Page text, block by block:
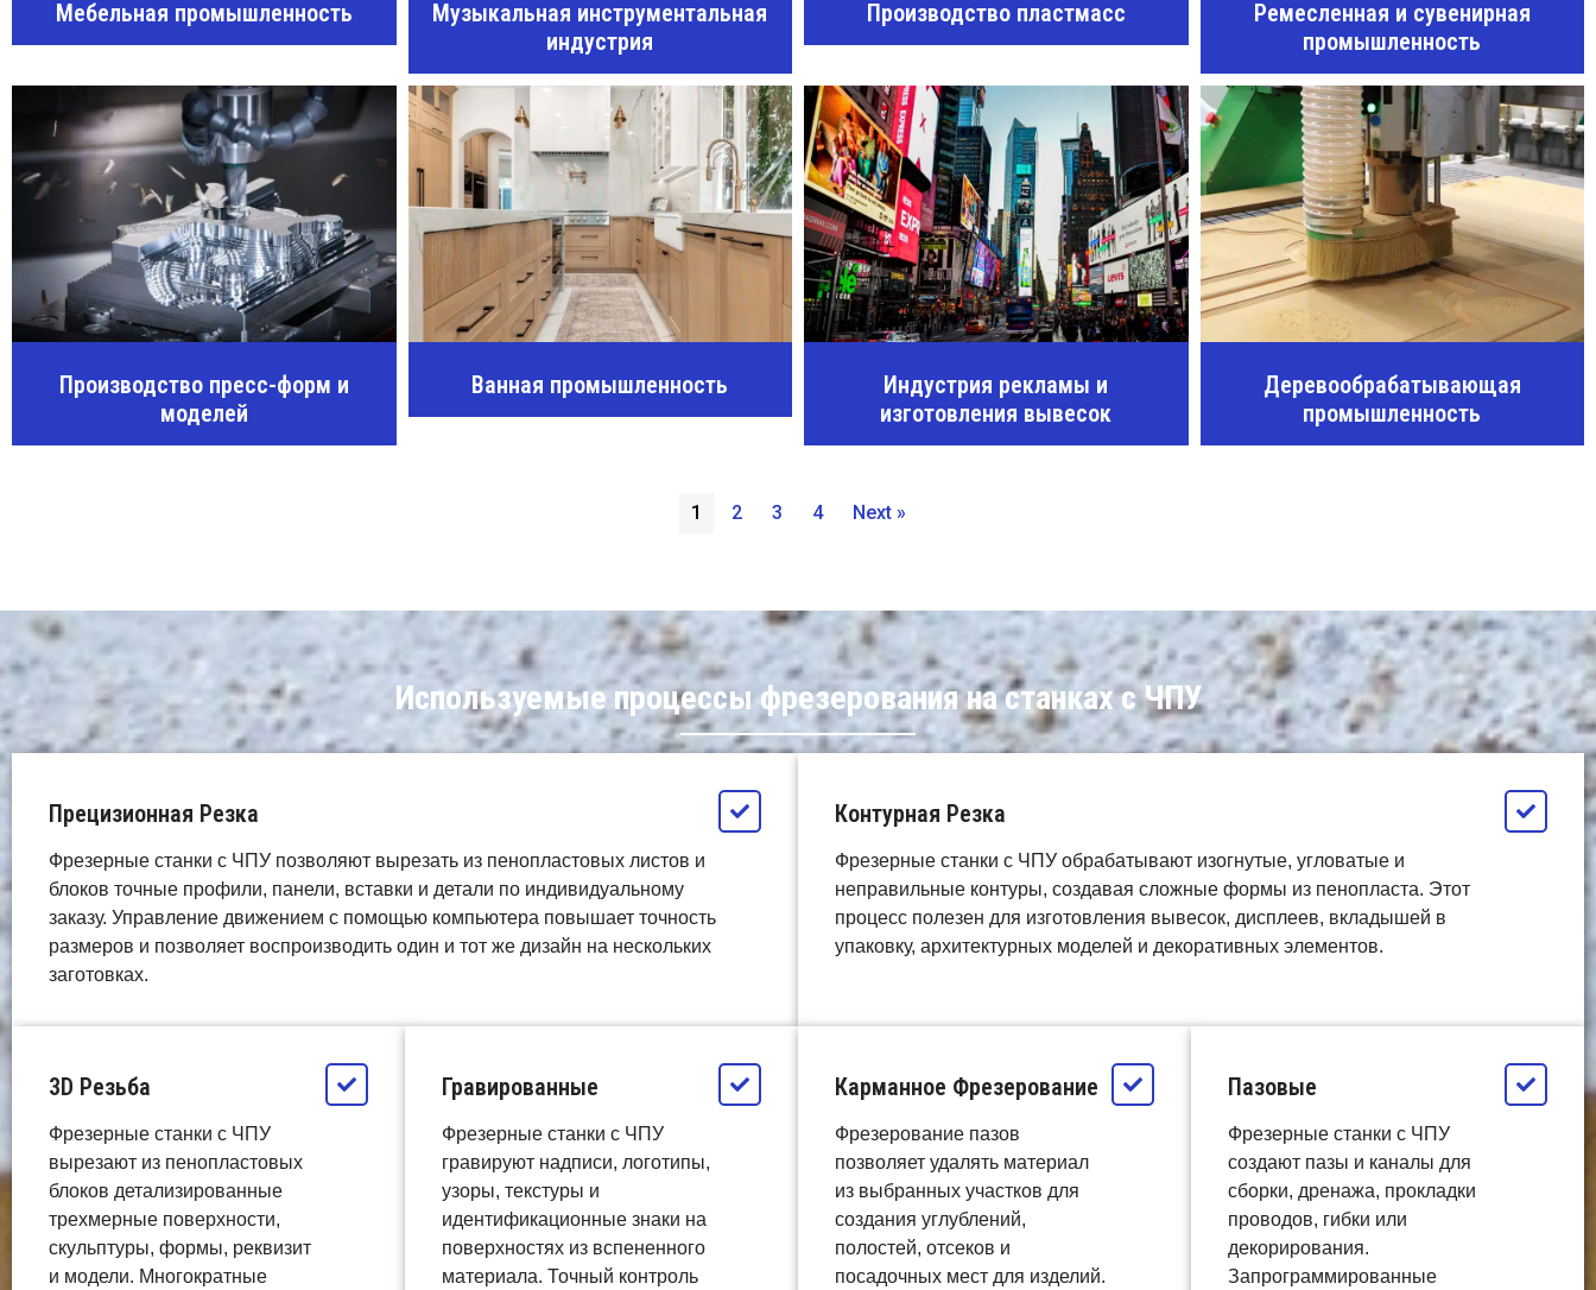
Мебельная промышленность
Музыкальная инструментальная
индустрия
Производство пластмасс
Ремесленная и сувенирная
промышленность
Производство пресс-форм и
моделей
Ванная промышленность
Индустрия рекламы и
изготовления вывесок
Деревообрабатывающая
промышленность
1 2 3 4 Next »
Используемые процессы фрезерования на станках с ЧПУ
Прецизионная Резка
Фрезерные станки с ЧПУ позволяют вырезать из пенопластовых листов и
блоков точные профили, панели, вставки и детали по индивидуальному
заказу. Управление движением с помощью компьютера повышает точность
размеров и позволяет воспроизводить один и тот же дизайн на нескольких
заготовках.
Контурная Резка
Фрезерные станки с ЧПУ обрабатывают изогнутые, угловатые и
неправильные контуры, создавая сложные формы из пенопласта. Этот
процесс полезен для изготовления вывесок, дисплеев, вкладышей в
упаковку, архитектурных моделей и декоративных элементов.
3D Резьба
Фрезерные станки с ЧПУ
вырезают из пенопластовых
блоков детализированные
трехмерные поверхности,
скульптуры, формы, реквизит
и модели. Многократные
Гравированные
Фрезерные станки с ЧПУ
гравируют надписи, логотипы,
узоры, текстуры и
идентификационные знаки на
поверхностях из вспененного
материала. Точный контроль
Карманное Фрезерование
Фрезерование пазов
позволяет удалять материал
из выбранных участков для
создания углублений,
полостей, отсеков и
посадочных мест для изделий.
Пазовые
Фрезерные станки с ЧПУ
создают пазы и каналы для
сборки, дренажа, прокладки
проводов, гибки или
декорирования.
Запрограммированные